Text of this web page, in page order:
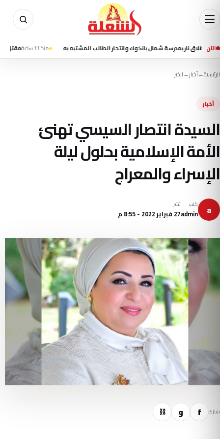
الآن منذ 11 ساعة مقتل شخصين وإصابة 13 في تفجير استهدف حافلة ركاب بمدينة
الرئيسية←أخبار←الخبر
أخبار
السيدة انتصار السيسي تهنئ
الأمة الإسلامية بحلول ليلة
الإسراء والمعراج
a كتب
admin
نُشر
27 فبراير 2022 - 8:55 م
شارك f و ⛓